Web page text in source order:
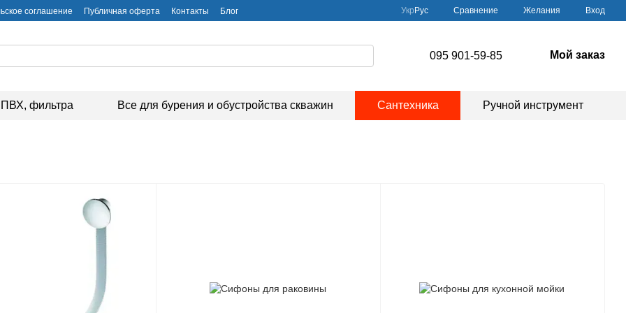
соглашение Публичная оферта Контакты Блог Укр Рус Сравнение Желания Вход
095 901-59-85 Мой заказ
фильтра Все для бурения и обустройства скважин Сантехника Ручной инструмент